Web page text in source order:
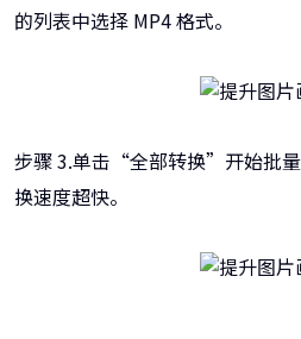
的列表中选择 MP4 格式。
步骤 3.单击“全部转换”开始批
换速度超快。